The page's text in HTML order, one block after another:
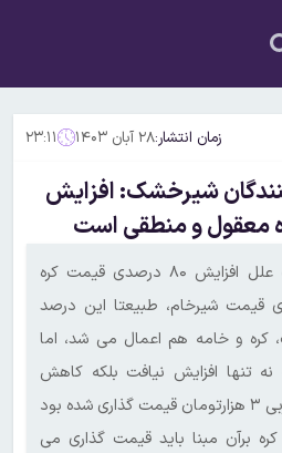
زمان انتشار:۲۸ آبان ۱۴۰۳ ۲۳:۱۱
شیرخشک: افزایش
سیاوش سلیمی با اشاره به علل افزایش ۸۰ درصدی قیمت کره
۲۰ درصدی قیمت شیرخام، طبیعتا این درصد
کره و خامه هم اعمال می شد، اما
تنها افزایش نیافت بلکه کاهش
یافت و از طرفی هردرصد چربی ۳ هزارتومان قیمت گذاری شده بود
برآن مبنا باید قیمت گذاری می